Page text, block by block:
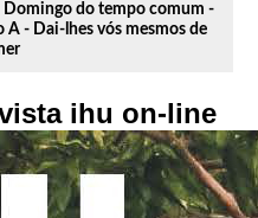
Domingo do tempo comum -
A - Dai-lhes vós mesmos de
ihu on-line